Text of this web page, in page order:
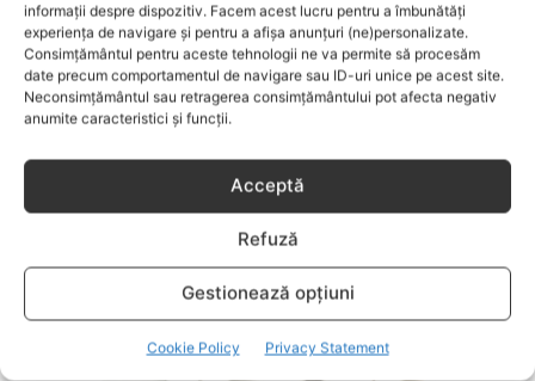
informații despre dispozitiv. Facem acest lucru pentru a îmbunătăți
experiența de navigare și pentru a afișa anunțuri (ne)personalizate.
Consimțământul pentru aceste tehnologii ne va permite să procesăm
date precum comportamentul de navigare sau ID-uri unice pe acest site.
Neconsimțământul sau retragerea consimțământului pot afecta negativ
anumite caracteristici și funcții.
Acceptă
Refuză
Gestionează opțiuni
Cookie Policy Privacy Statement
FRUMUSETE
Care sunt culorile care spun ceva despre
tine?